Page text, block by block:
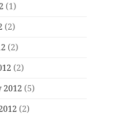
(1)
(2)
(2)
(2)
2012 (5)
(2)